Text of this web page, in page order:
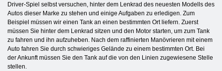
Driver-Spiel selbst versuchen, hinter dem Lenkrad des neuesten Modells des
Autos dieser Marke zu stehen und einige Aufgaben zu erledigen. Zum
Beispiel müssen wir einen Tank an einen bestimmten Ort liefern. Zuerst
müssen Sie hinter dem Lenkrad sitzen und den Motor starten, um zum Tank
zu fahren und ihn aufzuheben. Nach dem raffinierten Manövrieren mit einem
Auto fahren Sie durch schwieriges Gelände zu einem bestimmten Ort. Bei
der Ankunft müssen Sie den Tank auf die von den Linien zugewiesene Stelle
stellen.